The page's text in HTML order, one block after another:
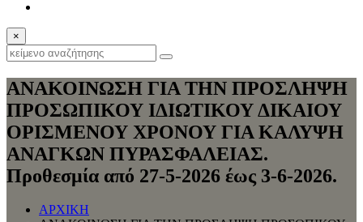
×
ΑΝΑΚΟΙΝΩΣΗ ΓΙΑ ΤΗΝ ΠΡΟΣΛΗΨΗ
ΠΡΟΣΩΠΙΚΟΥ ΙΔΙΩΤΙΚΟΥ ΔΙΚΑΙΟΥ
ΟΡΙΣΜΕΝΟΥ ΧΡΟΝΟΥ ΓΙΑ ΚΑΛΥΨΗ
ΑΝΑΓΚΩΝ ΠΥΡΑΣΦΑΛΕΙΑΣ.
Προθεσμία από 27-5-2026 έως 3-6-2026.
ΑΡΧΙΚΗ